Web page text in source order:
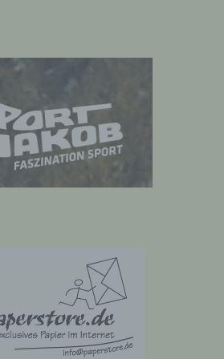
personenbezogenen Daten
zusätzlicher
nicht mehr einer spezifischen
zugeordnet werden
diese zusätzlichen
gesondert aufbewahrt werden
und organisatorischen
unterliegen, die gewährleisten,
oder für die
Verantwortlicher
oder für die Verarbeitung
ist die natürliche oder
Behörde, Einrichtung